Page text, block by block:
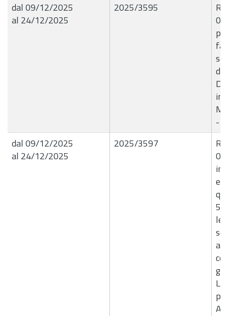
dal 09/12/2025
al 24/12/2025
2025/3595
-
dal 09/12/2025
al 24/12/2025
2025/3597
ex
5,